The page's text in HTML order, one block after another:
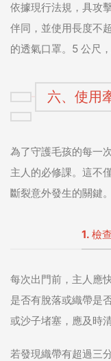
依據現行法規，具攻
伴同，並使用長度不
的透氣口罩。5 公尺
六、使用
為了守護毛孩的每一
主人的必修課。這不
斷裂意外發生的關鍵。
1. 檢
每次出門前，主人應
是否有脫落或織帶是
或沙子堵塞，應及時清
若發現織帶有超過三